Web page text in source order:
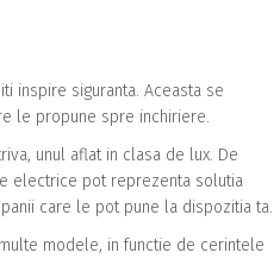
inspire siguranta. Aceasta se
le propune spre inchiriere.
unul aflat in clasa de lux. De
electrice pot reprezenta solutia
care le pot pune la dispozitia ta.
modele, in functie de cerintele